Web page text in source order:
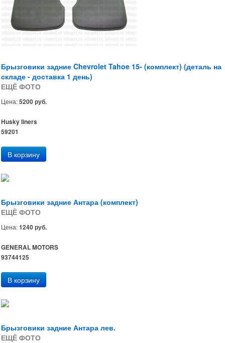
Брызговики задние Chevrolet Tahoe 15- (комплект) (деталь на
складе - доставка 1 день)
ЕЩЁ ФОТО
Цена:5200 руб.
Husky liners
59201
Брызговики задние Антара (комплект)
ЕЩЁ ФОТО
Цена:1240 руб.
GENERAL MOTORS
93744125
Брызговики задние Антара лев.
ЕЩЁ ФОТО